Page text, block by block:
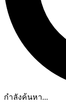
กำลังค้นหา...